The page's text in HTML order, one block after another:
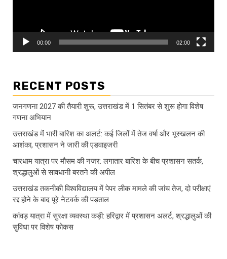
00:00 02:00
RECENT POSTS
जनगणना 2027 की तैयारी शुरू, उत्तराखंड में 1 सितंबर से शुरू होगा विशेष
गणना अभियान
उत्तराखंड में भारी बारिश का अलर्ट: कई जिलों में तेज वर्षा और भूस्खलन की
आशंका, प्रशासन ने जारी की एडवाइजरी
चारधाम यात्रा पर मौसम की नजर: लगातार बारिश के बीच प्रशासन सतर्क,
श्रद्धालुओं से सावधानी बरतने की अपील
उत्तराखंड तकनीकी विश्वविद्यालय में पेपर लीक मामले की जांच तेज, दो परीक्षाएं
रद्द होने के बाद पूरे नेटवर्क की पड़ताल
कांवड़ यात्रा में सुरक्षा व्यवस्था कड़ी: हरिद्वार में प्रशासन अलर्ट, श्रद्धालुओं की
सुविधा पर विशेष फोकस